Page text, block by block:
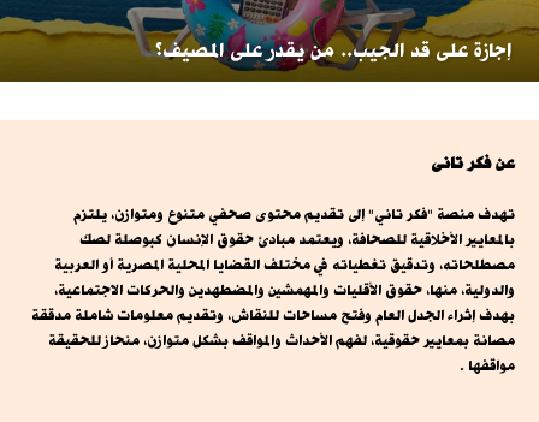
إجازة على قد الجيب.. من يقدر على المصيف؟
عن فكر تانى
تهدف منصة "فكر تاني" إلى تقديم محتوى صحفي متنوع ومتوازن، يلتزم
بالمعايير الأخلاقية للصحافة، ويعتمد مبادئ حقوق الإنسان كبوصلة لصك
مصطلحاته، وتدقيق تغطياته في مختلف القضايا المحلية المصرية أو العربية
والدولية، منها، حقوق الأقليات والمهمشين والمضطهدين والحركات الاجتماعية،
بهدف إثراء الجدل العام وفتح مساحات للنقاش، وتقديم معلومات شاملة مدققة
مصانة بمعايير حقوقية، لفهم الأحداث والمواقف بشكل متوازن، منحاز للحقيقة
مواقفها .